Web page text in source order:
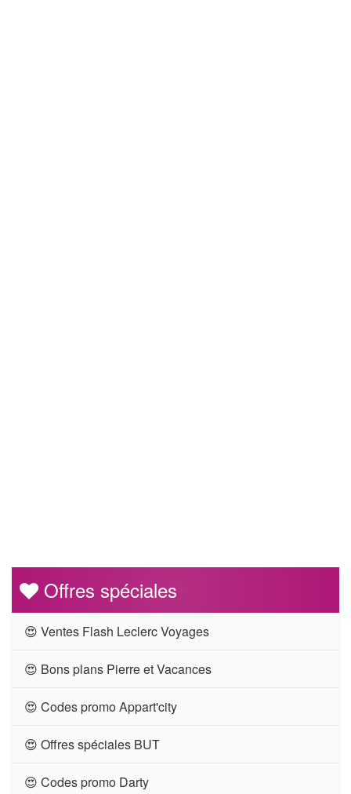
Offres spéciales
😍 Ventes Flash Leclerc Voyages
😍 Bons plans Pierre et Vacances
😍 Codes promo Appart'city
😍 Offres spéciales BUT
😍 Codes promo Darty